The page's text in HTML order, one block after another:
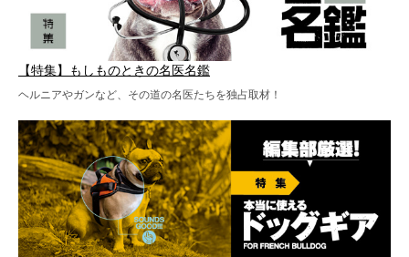
【特集】もしものときの名医名鑑
ヘルニアやガンなど、その道の名医たちを独占取材！